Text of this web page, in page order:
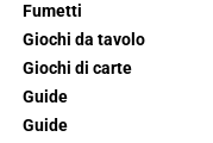
Fumetti
Giochi da tavolo
Giochi di carte
Guide
Guide